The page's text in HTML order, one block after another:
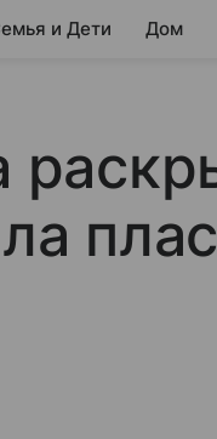
и Дети Дом